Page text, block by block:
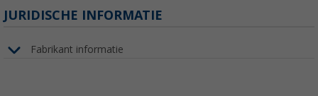
JURIDISCHE INFORMATIE
Fabrikant informatie